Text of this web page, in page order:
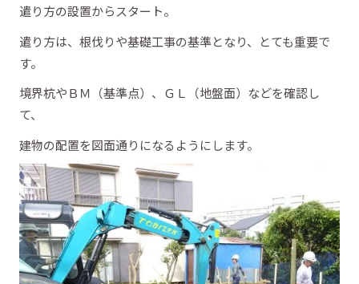
遣り方の設置からスタート。
遣り方は、根伐りや基礎工事の基準となり、とても重要で
す。
境界杭やＢＭ（基準点）、ＧＬ（地盤面）などを確認し
て、
建物の配置を図面通りになるようにします。